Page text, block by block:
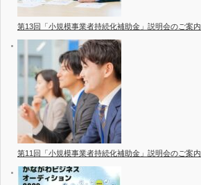
第13回「小規模事業者持続化補助金」説明会のご案内
第11回「小規模事業者持続化補助金」説明会のご案内